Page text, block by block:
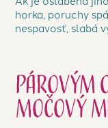
horka, poruchy
nespavosť, slabá
Párovým
močový